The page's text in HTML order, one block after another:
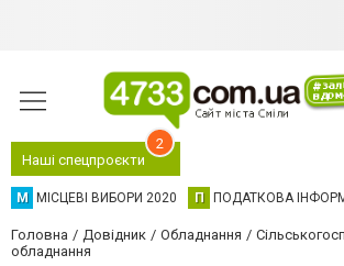
Наші спецпроєкти
2
М МІСЦЕВІ ВИБОРИ 2020 П ПОДАТКОВА
Головна Довідник Обладнання
обладнання